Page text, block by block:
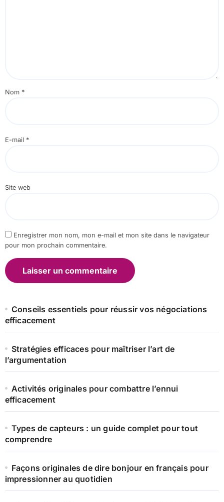
Nom *
E-mail *
Site web
Enregistrer mon nom, mon e-mail et mon site dans le navigateur
pour mon prochain commentaire.
Conseils essentiels pour réussir vos négociations
efficacement
Stratégies efficaces pour maîtriser l’art de
l’argumentation
Activités originales pour combattre l’ennui
efficacement
Types de capteurs : un guide complet pour tout
comprendre
Façons originales de dire bonjour en français pour
impressionner au quotidien